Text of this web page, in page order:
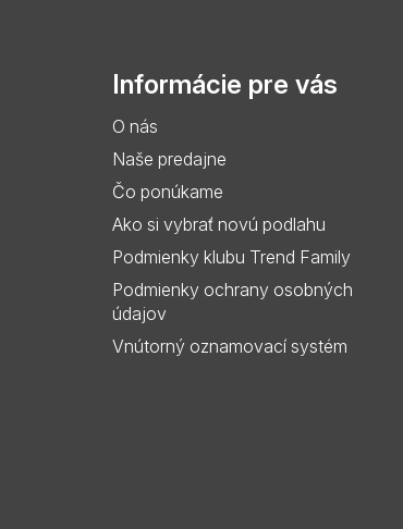
Informácie pre vás
O nás
Naše predajne
Čo ponúkame
Ako si vybrať novú podlahu
Podmienky klubu Trend Family
Podmienky ochrany osobných
údajov
Vnútorný oznamovací systém